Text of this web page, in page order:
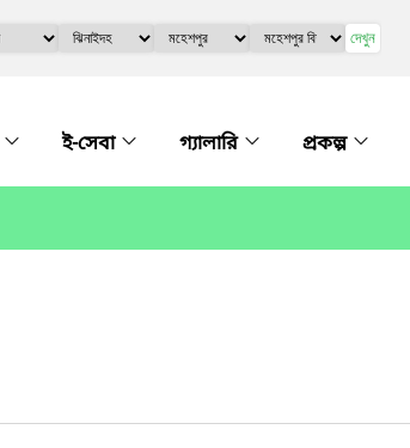
দেখুন
ই-সেবা গ্যালারি প্রকল্প